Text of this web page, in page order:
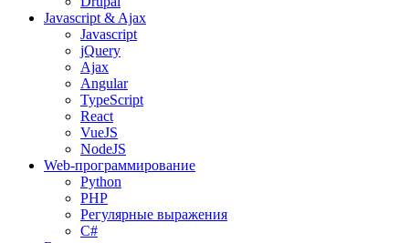
Javascript & Ajax
Javascript
jQuery
Ajax
Angular
TypeScript
React
VueJS
NodeJS
Web-программирование
Python
PHP
Регулярные выражения
C#